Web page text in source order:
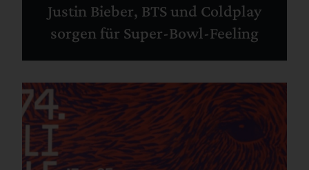
Justin Bieber, BTS und Coldplay
sorgen für Super-Bowl-Feeling